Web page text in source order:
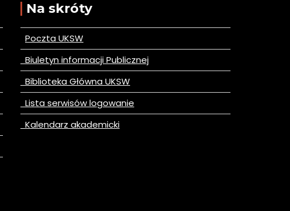
Na skróty
Poczta UKSW
Biuletyn informacji Publicznej
Biblioteka Główna UKSW
Lista serwisów logowanie
Kalendarz akademicki